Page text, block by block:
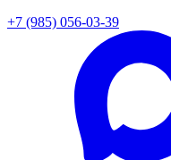
+7 (985) 056-03-39